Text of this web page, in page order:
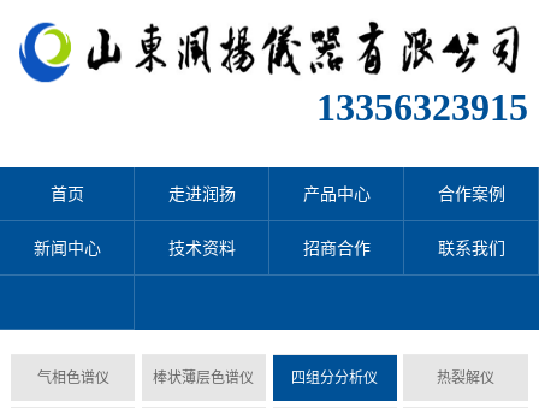
13356323915
首页 走进润扬 产品中心 合作案例
新闻中心 技术资料 招商合作 联系我们
气相色谱仪 棒状薄层色谱仪 四组分分析仪 热裂解仪